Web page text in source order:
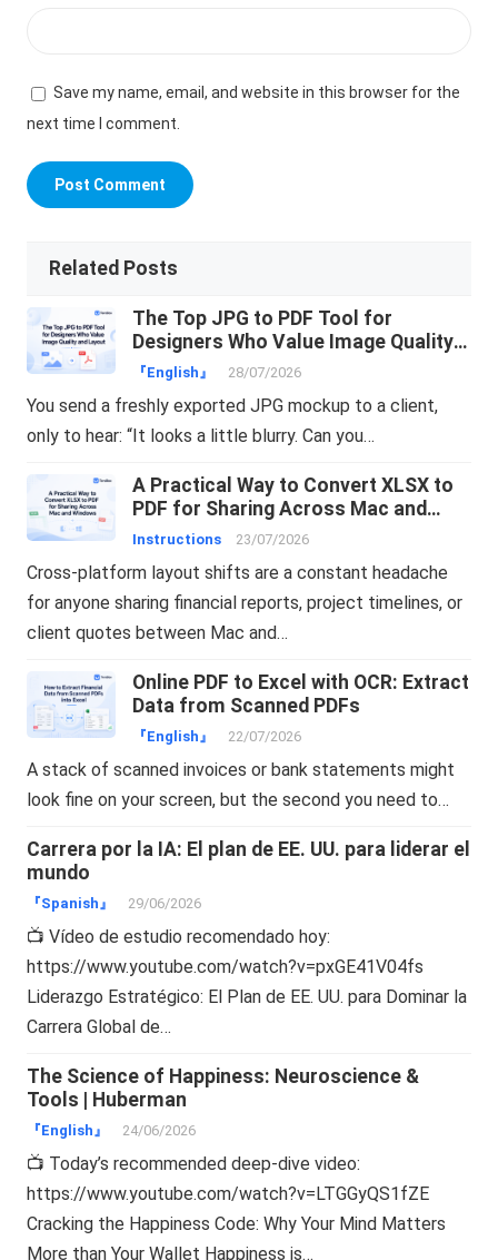
Save my name, email, and website in this browser for the
next time I comment.
Related Posts
The Top JPG to PDF Tool for
Designers Who Value Image Quality
and Layout
『English』 28/07/2026
You send a freshly exported JPG mockup to a client,
only to hear: “It looks a little blurry. Can you…
A Practical Way to Convert XLSX to
PDF for Sharing Across Mac and
Windows
Instructions 23/07/2026
Cross-platform layout shifts are a constant headache
for anyone sharing financial reports, project timelines, or
client quotes between Mac and…
Online PDF to Excel with OCR: Extract
Data from Scanned PDFs
『English』 22/07/2026
A stack of scanned invoices or bank statements might
look fine on your screen, but the second you need to…
Carrera por la IA: El plan de EE. UU. para liderar el
mundo
『Spanish』 29/06/2026
📺 Vídeo de estudio recomendado hoy:
https://www.youtube.com/watch?v=pxGE41V04fs
Liderazgo Estratégico: El Plan de EE. UU. para Dominar la
Carrera Global de…
The Science of Happiness: Neuroscience &
Tools | Huberman
『English』 24/06/2026
📺 Today’s recommended deep-dive video:
https://www.youtube.com/watch?v=LTGGyQS1fZE
Cracking the Happiness Code: Why Your Mind Matters
More than Your Wallet Happiness is…